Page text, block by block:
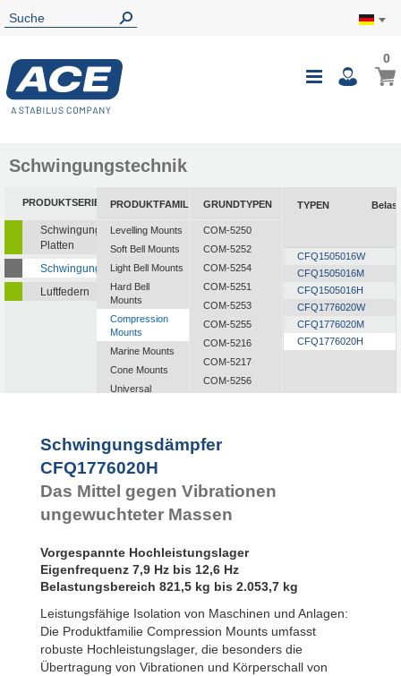
00
Schwingungstechnik
PRODUKTSERIEN
Schwingungsisolierende
Platten
Schwingungsdämpfer
Luftfedern
PRODUKTFAMILIEN
Levelling Mounts
Soft Bell Mounts
Light Bell Mounts
Hard Bell
Mounts
Compression
Mounts
Marine Mounts
Cone Mounts
Universal
All Attitude
Mounts
Flex Locs
GRUNDTYPEN
COM-5250
COM-5252
COM-5254
COM-5251
COM-5253
COM-5255
COM-5216
COM-5217
COM-5256
TYPEN
CFQ1505016W
CFQ1505016M
CFQ1505016H
CFQ1776020W
CFQ1776020M
CFQ1776020H
Schwingungsdämpfer
CFQ1776020H
Das Mittel gegen Vibrationen
ungewuchteter Massen
Vorgespannte Hochleistungslager
Eigenfrequenz 7,9 Hz bis 12,6 Hz
Belastungsbereich 821,5 kg bis 2.053,7 kg
Leistungsfähige Isolation von Maschinen und Anlagen:
Die Produktfamilie Compression Mounts umfasst
robuste Hochleistungslager, die besonders die
Übertragung von Vibrationen und Körperschall von